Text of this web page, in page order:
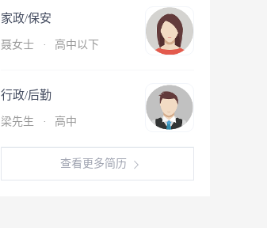
家政/保安
聂女士 · 高中以下
行政/后勤
梁先生 · 高中
查看更多简历